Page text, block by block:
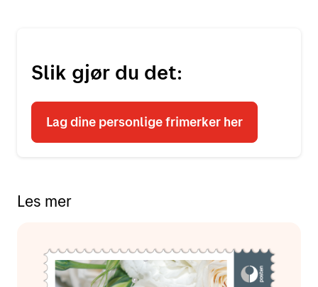
Slik gjør du det:
Lag dine personlige frimerker her
Les mer